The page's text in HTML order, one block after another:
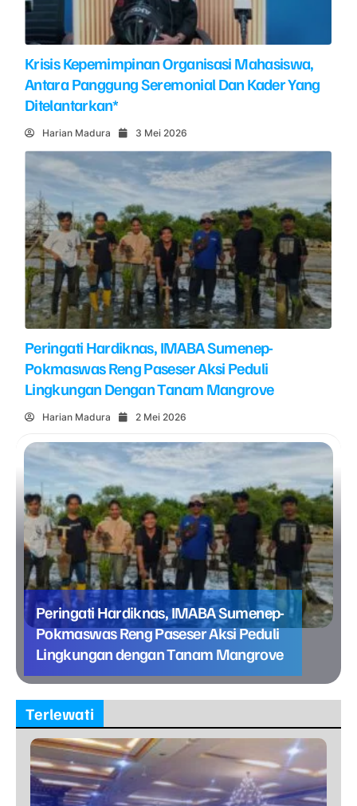
Krisis Kepemimpinan Organisasi Mahasiswa,
Antara Panggung Seremonial Dan Kader Yang
Ditelantarkan*
Harian Madura 3 Mei 2026
Peringati Hardiknas, IMABA Sumenep-
Pokmaswas Reng Paseser Aksi Peduli
Lingkungan Dengan Tanam Mangrove
Harian Madura 2 Mei 2026
Peringati Hardiknas, IMABA Sumenep-
Pokmaswas Reng Paseser Aksi Peduli
Lingkungan dengan Tanam Mangrove
Terlewati